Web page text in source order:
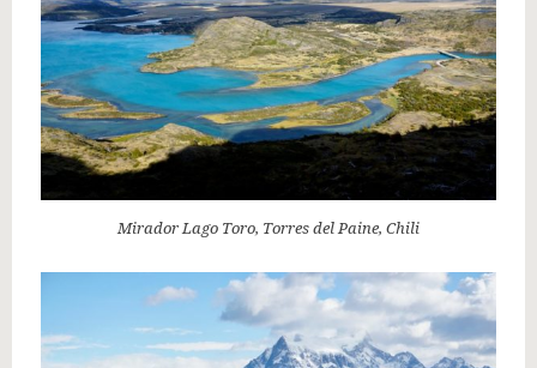
Mirador Lago Toro, Torres del Paine, Chili